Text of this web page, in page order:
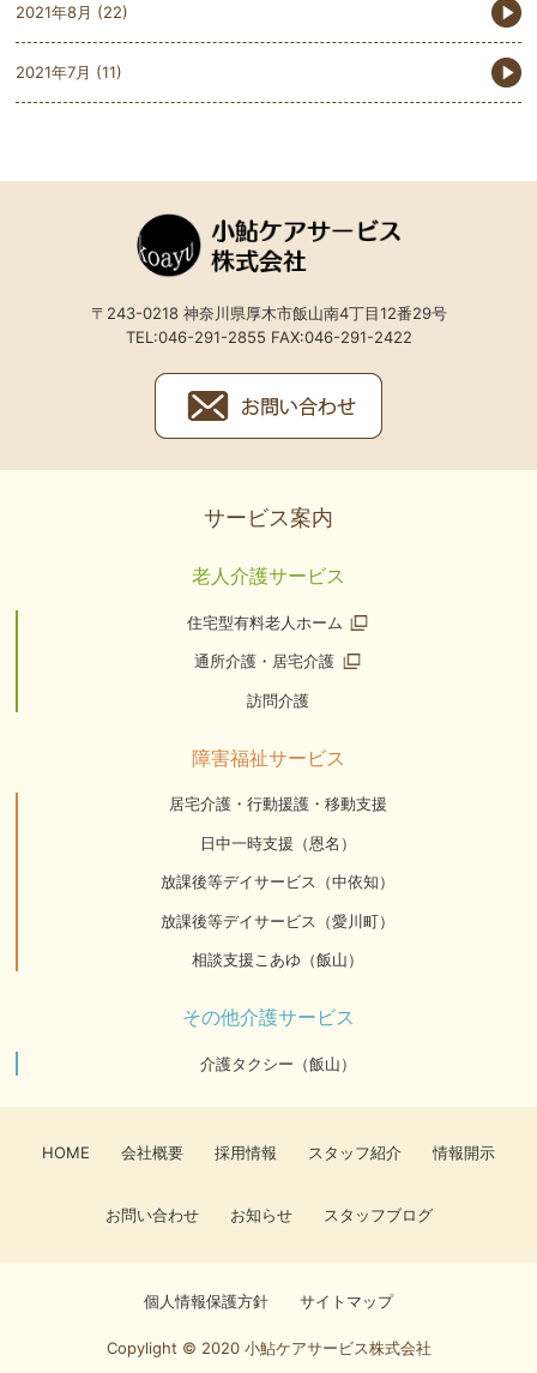
2021年8月 (22)
2021年7月 (11)
〒243-0218 神奈川県厚木市飯山南4丁目12番29号
TEL:046-291-2855 FAX:046-291-2422
サービス案内
老人介護サービス
住宅型有料老人ホーム
通所介護・居宅介護
訪問介護
障害福祉サービス
居宅介護・行動援護・移動支援
日中一時支援（恩名）
放課後等デイサービス（中依知）
放課後等デイサービス（愛川町）
相談支援こあゆ（飯山）
その他介護サービス
介護タクシー（飯山）
HOME 会社概要 採用情報 スタッフ紹介 情報開示
お問い合わせ お知らせ スタッフブログ
個人情報保護方針 サイトマップ
Copylight © 2020 小鮎ケアサービス株式会社